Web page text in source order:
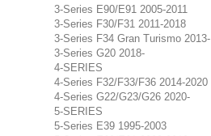
3-Series E90/E91 2005-2011
3-Series F30/F31 2011-2018
3-Series F34 Gran Turismo 2013-
3-Series G20 2018-
4-SERIES
4-Series F32/F33/F36 2014-2020
4-Series G22/G23/G26 2020-
5-SERIES
5-Series E39 1995-2003